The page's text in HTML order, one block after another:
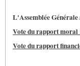
L'Assemblée
Vote du rapport moral
Vote du rapport